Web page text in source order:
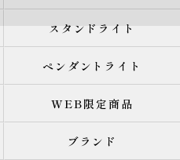
スタンドライト
ペンダントライト
WEB限定商品
ブランド